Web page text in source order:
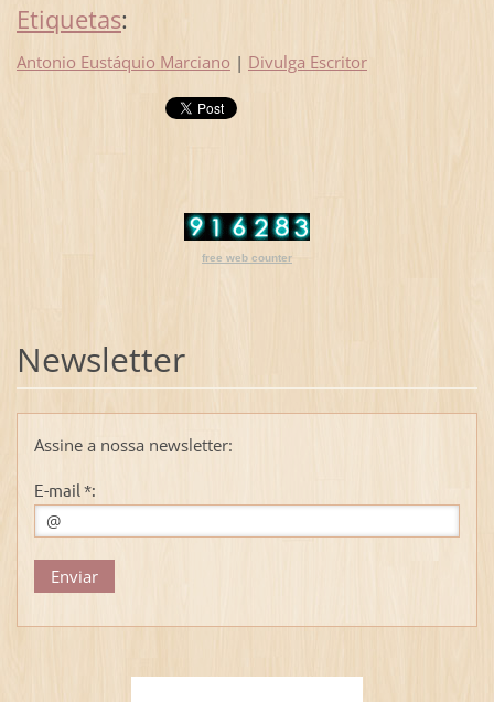
Etiquetas:
Antonio Eustáquio Marciano | Divulga Escritor
free web counter
Newsletter
Assine a nossa newsletter:
E-mail *: